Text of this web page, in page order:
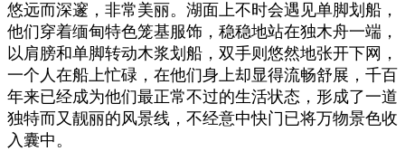
悠远而深邃，非常美丽。湖面上不时会遇见单脚划船，
他们穿着缅甸特色笼基服饰，稳稳地站在独木舟一端，
以肩膀和单脚转动木浆划船，双手则悠然地张开下网，
一个人在船上忙碌，在他们身上却显得流畅舒展，千百
年来已经成为他们最正常不过的生活状态，形成了一道
独特而又靓丽的风景线，不经意中快门已将万物景色收
入囊中。